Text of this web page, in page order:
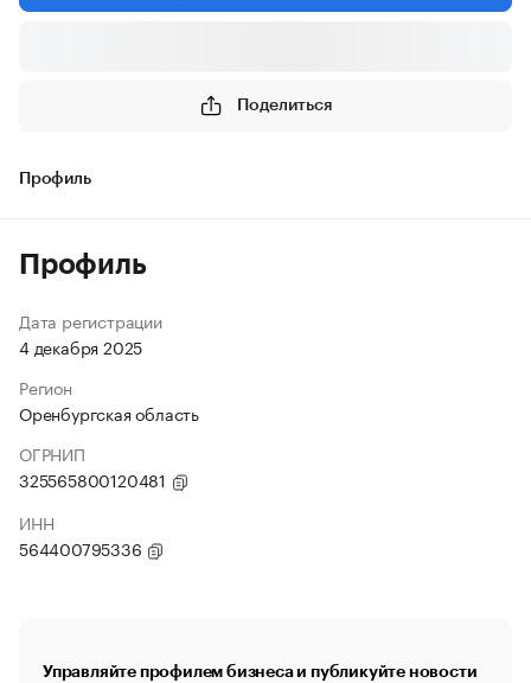
Поделиться
Профиль
Профиль
Дата регистрации
4 декабря 2025
Регион
Оренбургская область
ОГРНИП
325565800120481
ИНН
564400795336
Управляйте профилем бизнеса и публикуйте новости